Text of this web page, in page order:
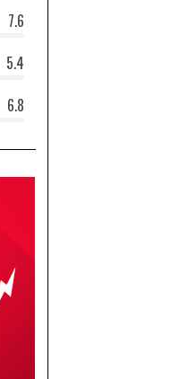
7.6
5.4
6.8